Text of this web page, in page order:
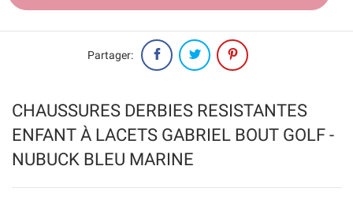
CHAUSSURES DERBIES RESISTANTES
ENFANT À LACETS GABRIEL BOUT GOLF -
NUBUCK BLEU MARINE
Partager: